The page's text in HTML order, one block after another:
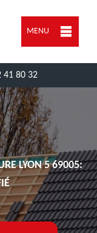
MENU
41 80 32
LYON 5 69005: